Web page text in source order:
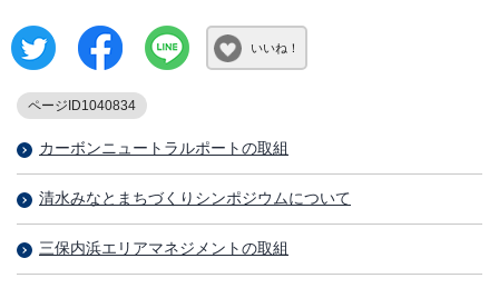
いいね！
ページID1040834
カーボンニュートラルポートの取組
清水みなとまちづくりシンポジウムについて
三保内浜エリアマネジメントの取組